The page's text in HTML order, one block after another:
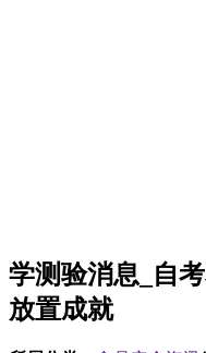
学测验消息_自
放置成就